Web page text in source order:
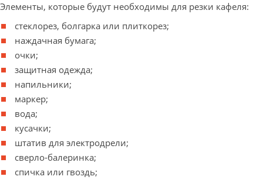
Элементы, которые будут необходимы для резки кафеля:
стеклорез, болгарка или плиткорез;
наждачная бумага;
очки;
защитная одежда;
напильники;
маркер;
вода;
кусачки;
штатив для электродрели;
сверло-балеринка;
спичка или гвоздь;